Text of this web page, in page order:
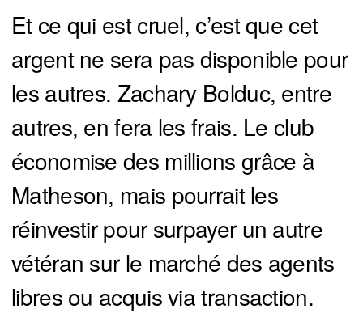
Et ce qui est cruel, c’est que cet
argent ne sera pas disponible pour
les autres. Zachary Bolduc, entre
autres, en fera les frais. Le club
économise des millions grâce à
Matheson, mais pourrait les
réinvestir pour surpayer un autre
vétéran sur le marché des agents
libres ou acquis via transaction.